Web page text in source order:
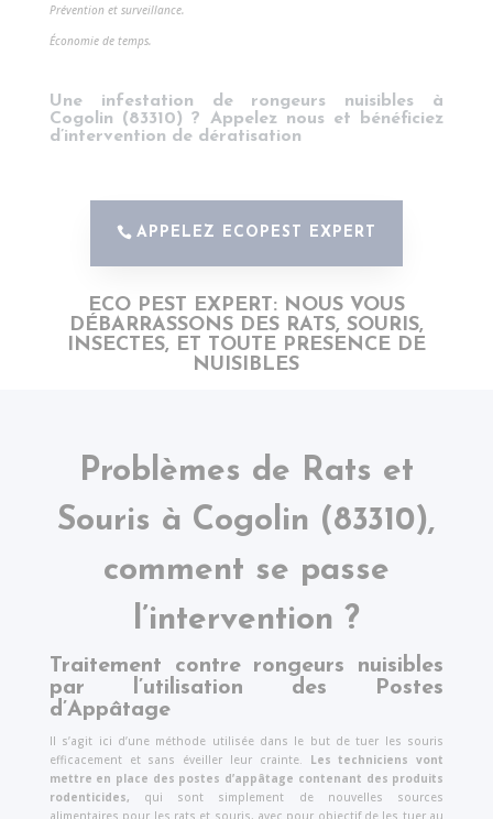
Prévention et surveillance.
Économie de temps.
Une infestation de rongeurs nuisibles à
Cogolin (83310) ? Appelez nous et bénéficiez
d’intervention de dératisation
APPELEZ ECOPEST EXPERT
ECO PEST EXPERT: NOUS VOUS
DÉBARRASSONS DES RATS, SOURIS,
INSECTES, ET TOUTE PRESENCE DE
NUISIBLES
Problèmes de Rats et
Souris à Cogolin (83310),
comment se passe
l’intervention ?
Traitement contre rongeurs nuisibles
par l’utilisation des Postes
d’Appâtage
Il s’agit ici d’une méthode utilisée dans le but de tuer les souris
efficacement et sans éveiller leur crainte.
Les techniciens vont
mettre en place des postes d’appâtage contenant des produits
rodenticides, qui sont simplement de nouvelles sources
alimentaires pour les rats et souris, avec pour objectif de les tuer au